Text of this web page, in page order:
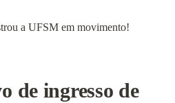
a UFSM em movimento!
de ingresso de